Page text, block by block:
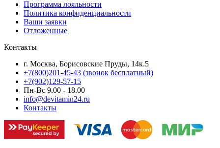
Программа лояльности
Политика конфиденциальности
Ваши заявки
Отложенные
Контакты
г. Москва, Борисовские Пруды, 14к.5
+7(800)201-45-43 (звонок бесплатный)
+7(902)129-57-15
Пн-Вс 9.00 - 18.00
info@devitamin24.ru
Контакты